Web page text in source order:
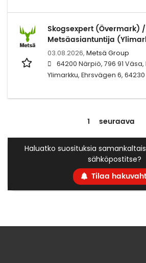
Skogsexpert (Övermark) /
Metsäasiantuntija
03.08.2026, Metsä Group
64200 Närpiö, 796 91 Väsa,
Ylimarkku, Ehrsvägen 6,
1 seuraava
Haluatko suosituksia
sähköpostitse?
Tilaa